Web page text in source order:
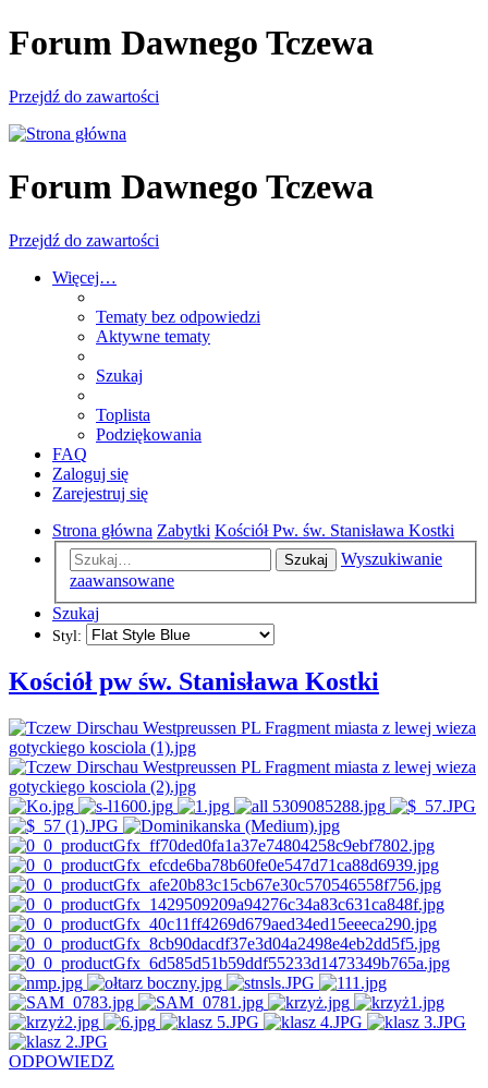
Forum Dawnego Tczewa
Przejdź do zawartości
Forum Dawnego Tczewa
Przejdź do zawartości
Więcej…
Tematy bez odpowiedzi
Aktywne tematy
Szukaj
Toplista
Podziękowania
FAQ
Zaloguj się
Zarejestruj się
Strona główna Zabytki Kościół Pw. św. Stanisława Kostki
Szukaj
Wyszukiwanie
zaawansowane
Szukaj
Styl:
Kościół pw św. Stanisława Kostki
ODPOWIEDZ